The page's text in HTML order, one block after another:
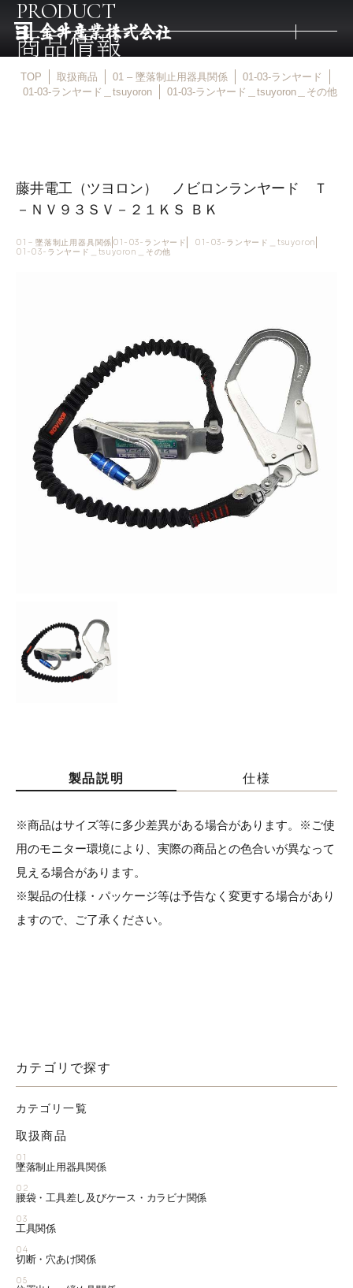
トップ
取扱メーカー
金井産業の強み
採用情報
PRODUCT
商品情報
TOP 取扱商品 01 – 墜落制止用器具関係
01-03-ランヤード
01-03-ランヤード＿tsuyoron
01-03-ランヤード＿tsuyoron＿その他
藤井電工（ツヨロン） ノビロンランヤード Ｔ
－ＮＶ９３ＳＶ－２１ＫＳ ＢＫ
01 – 墜落制止用器具関係 01-03-ランヤード
01-03-ランヤード＿tsuyoron
01-03-ランヤード＿tsuyoron＿その他
製品説明 仕様
※商品はサイズ等に多少差異がある場合があります。※ご使
用のモニター環境により、実際の商品との色合いが異なって
見える場合があります。
※製品の仕様・パッケージ等は予告なく変更する場合があり
ますので、ご了承ください。
カテゴリで探す
カテゴリ一覧
取扱商品
01
墜落制止用器具関係
02
腰袋・工具差し及びケース・カラビナ関係
03
工具関係
04
切断・穴あけ関係
05